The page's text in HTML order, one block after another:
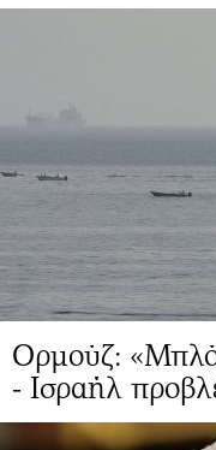
Ορμούζ:
- Ισραήλ